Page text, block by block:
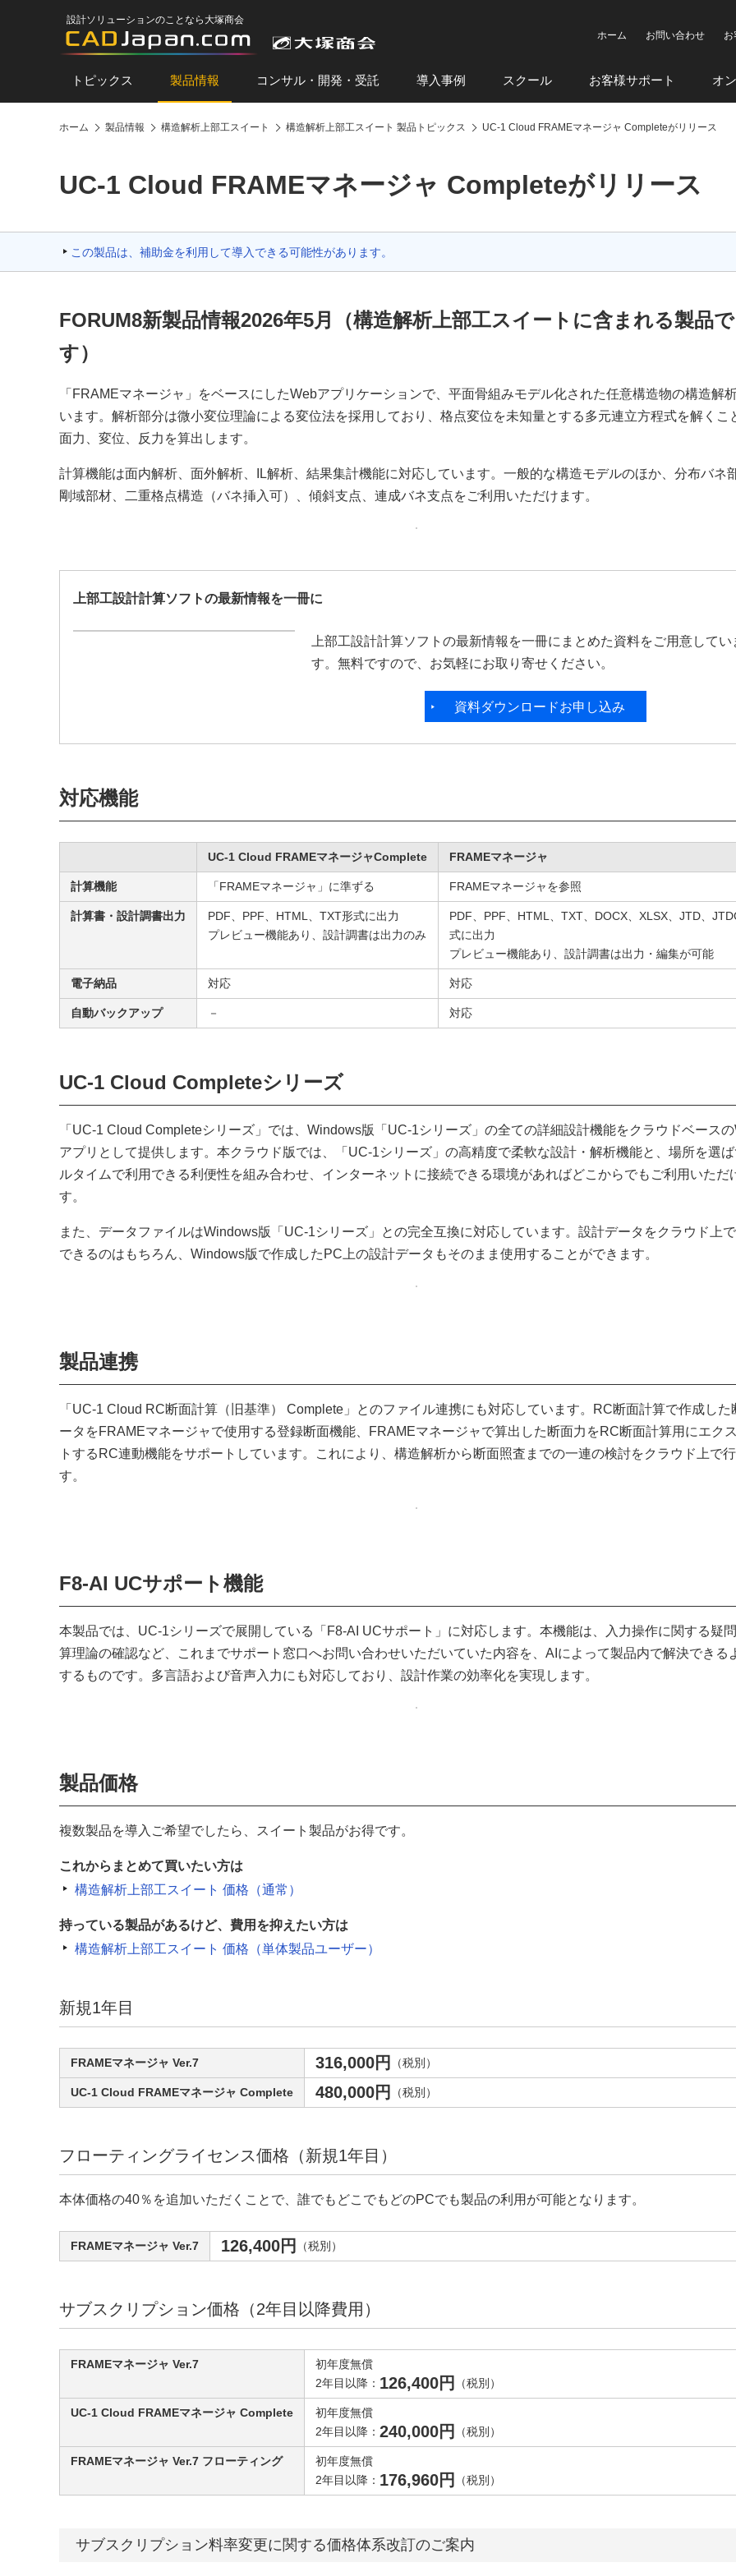
設計ソリューションのことなら大塚商会
ホーム
お問い合わせ お
トピックス 製品情報 コンサル・開発・受託 導入事例 スクール お客様サポート オ
ホーム 製品情報 構造解析上部工スイート 構造解析上部工スイート 製品トピックス UC-1 Cloud FRAMEマネージャ Completeがリリース
UC-1 Cloud FRAMEマネージャ Completeがリリース
この製品は、補助金を利用して導入できる可能性があります。
FORUM8新製品情報2026年5月（構造解析上部工スイートに含まれる製品で
す）
「FRAMEマネージャ」をベースにしたWebアプリケーションで、平面骨組みモデル化された任意構造物の構造解
います。解析部分は微小変位理論による変位法を採用しており、格点変位を未知量とする多元連立方程式を解くこ
面力、変位、反力を算出します。
計算機能は面内解析、面外解析、IL解析、結果集計機能に対応しています。一般的な構造モデルのほか、分布バネ
剛域部材、二重格点構造（バネ挿入可）、傾斜支点、連成バネ支点をご利用いただけます。
上部工設計計算ソフトの最新情報を一冊に
上部工設計計算ソフトの最新情報を一冊にまとめた資料をご用意してい
す。無料ですので、お気軽にお取り寄せください。
資料ダウンロードお申し込み
対応機能
UC-1 Cloud FRAMEマネージャComplete FRAMEマネージャ
計算機能 「FRAMEマネージャ」に準ずる FRAMEマネージャを参照
計算書・設計調書出力
PDF、PPF、HTML、TXT形式に出力
プレビュー機能あり、設計調書は出力のみ
PDF、PPF、HTML、TXT、DOCX、XLSX、JTD、
式に出力
プレビュー機能あり、設計調書は出力・編集が可能
電子納品 対応 対応
自動バックアップ － 対応
UC-1 Cloud Completeシリーズ
「UC-1 Cloud Completeシリーズ」では、Windows版「UC-1シリーズ」の全ての詳細設計機能をクラウドベース
アプリとして提供します。本クラウド版では、「UC-1シリーズ」の高精度で柔軟な設計・解析機能と、場所を選
ルタイムで利用できる利便性を組み合わせ、インターネットに接続できる環境があればどこからでもご利用いただ
す。
また、データファイルはWindows版「UC-1シリーズ」との完全互換に対応しています。設計データをクラウド上
できるのはもちろん、Windows版で作成したPC上の設計データもそのまま使用することができます。
製品連携
「UC-1 Cloud RC断面計算（旧基準） Complete」とのファイル連携にも対応しています。RC断面計算で作成した
ータをFRAMEマネージャで使用する登録断面機能、FRAMEマネージャで算出した断面力をRC断面計算用にエク
トするRC連動機能をサポートしています。これにより、構造解析から断面照査までの一連の検討をクラウド上で行
す。
F8-AI UCサポート機能
本製品では、UC-1シリーズで展開している「F8-AI UCサポート」に対応します。本機能は、入力操作に関する疑
算理論の確認など、これまでサポート窓口へお問い合わせいただいていた内容を、AIによって製品内で解決できる
するものです。多言語および音声入力にも対応しており、設計作業の効率化を実現します。
製品価格
複数製品を導入ご希望でしたら、スイート製品がお得です。
これからまとめて買いたい方は
構造解析上部工スイート 価格（通常）
持っている製品があるけど、費用を抑えたい方は
構造解析上部工スイート 価格（単体製品ユーザー）
新規1年目
FRAMEマネージャ Ver.7 316,000円 （税別）
UC-1 Cloud FRAMEマネージャ Complete 480,000円 （税別）
フローティングライセンス価格（新規1年目）
本体価格の40％を追加いただくことで、誰でもどこでもどのPCでも製品の利用が可能となります。
FRAMEマネージャ Ver.7 126,400円 （税別）
サブスクリプション価格（2年目以降費用）
FRAMEマネージャ Ver.7
初年度無償
2年目以降： 126,400円 （税別）
UC-1 Cloud FRAMEマネージャ Complete
初年度無償
2年目以降： 240,000円 （税別）
FRAMEマネージャ Ver.7 フローティング
初年度無償
2年目以降： 176,960円 （税別）
サブスクリプション料率変更に関する価格体系改訂のご案内